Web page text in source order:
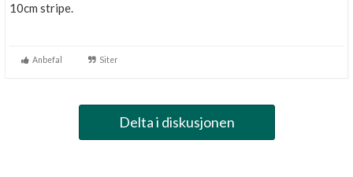
10cm stripe.
Anbefal Siter
Delta i diskusjonen